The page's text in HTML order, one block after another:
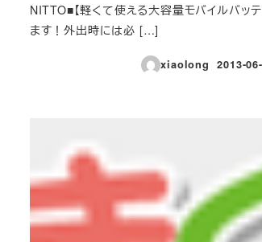
NITTO■【軽くて使える大容量モバイルバッ
ます！外出時には必 […]
xiaolong
投稿日
2013-